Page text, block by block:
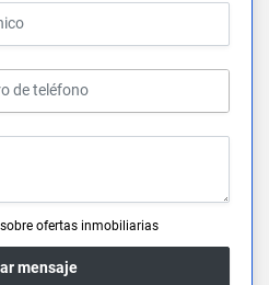
ofertas inmobiliarias
mensaje